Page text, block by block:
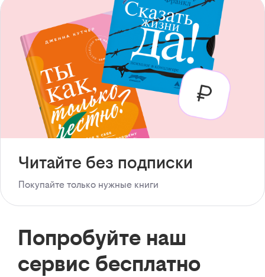
Читайте без подписки
Покупайте только нужные книги
Попробуйте наш
сервис бесплатно